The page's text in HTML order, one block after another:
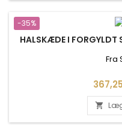
-35%
HALSKÆDE I
Fra
Pris
